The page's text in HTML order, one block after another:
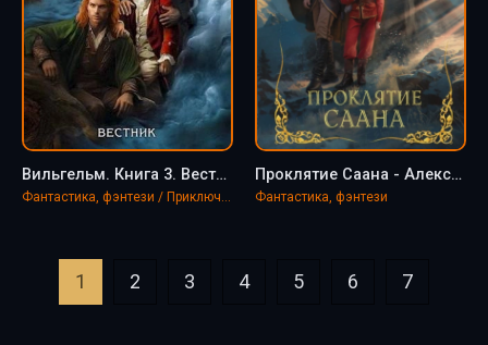
Вильгельм. Книга 3. Вестник - Александра Лисина
Фантастика, фэнтези / Приключения
Проклятие Саана - Александра Лисина
Фантастика, фэнтези
1 2 3 4 5 6 7